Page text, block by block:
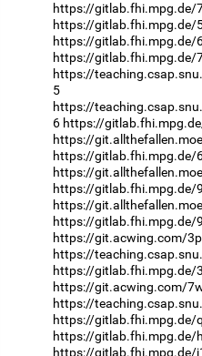
https://
https://
https://
https://
https://
5
https://
6 https://
https://
https://
https://
https://
https://
https://
https://git.acwing.com/
https://
https://
https://git.acwing.com/
https://
https://
https://
https://